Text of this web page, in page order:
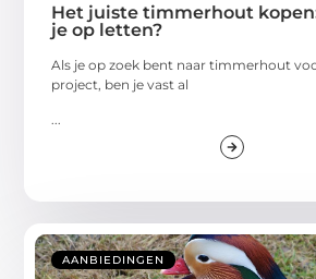
Het juiste timmerhout
je op letten?
Als je op zoek bent naar timmerhout
project, ben je vast al
...
AANBIEDINGEN